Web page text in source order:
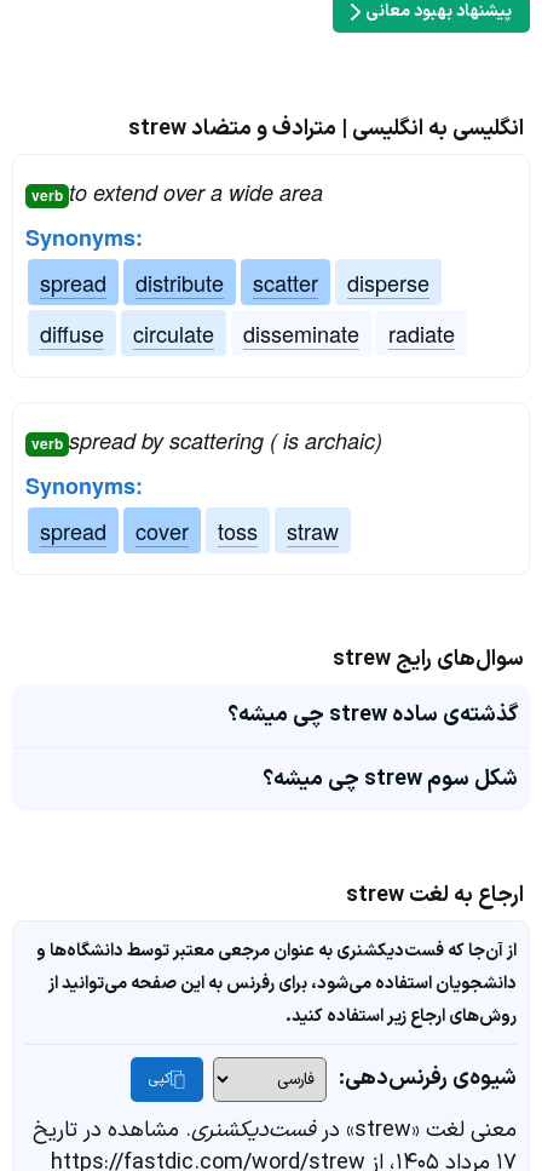
پیشنهاد بهبود معانی
انگلیسی به انگلیسی | مترادف و متضاد strew
verb to extend over a wide area
Synonyms:
spread
distribute scatter
disperse
diffuse
circulate disseminate radiate
verb spread by scattering ( is archaic)
Synonyms:
spread
cover toss straw
سوال‌های رایج strew
گذشته‌ی ساده strew چی میشه؟
شکل سوم strew چی میشه؟
ارجاع به لغت strew
از آن‌جا که فست‌دیکشنری به عنوان مرجعی معتبر توسط دانشگاه‌ها و
دانشجویان استفاده می‌شود، برای رفرنس به این صفحه می‌توانید از
روش‌های ارجاع زیر استفاده کنید.
شیوه‌ی رفرنس‌دهی: کپی
معنی لغت «strew» در فست‌دیکشنری. مشاهده در تاریخ
۱۷ مرداد ۱۴۰۵، از https://fastdic.com/word/strew